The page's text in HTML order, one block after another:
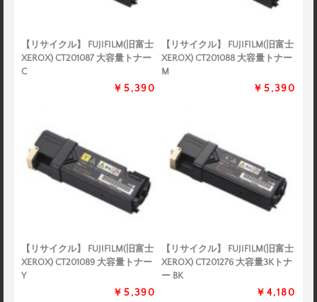
【リサイクル】 FUJIFILM(旧富士
XEROX) CT201087 大容量トナー
C
￥5,390
【リサイクル】 FUJIFILM(旧富士
XEROX) CT201088 大容量トナー
M
￥5,390
【リサイクル】 FUJIFILM(旧富士
XEROX) CT201089 大容量トナー
Y
￥5,390
【リサイクル】 FUJIFILM(旧富士
XEROX) CT201276 大容量3Kトナ
ー BK
￥4,180